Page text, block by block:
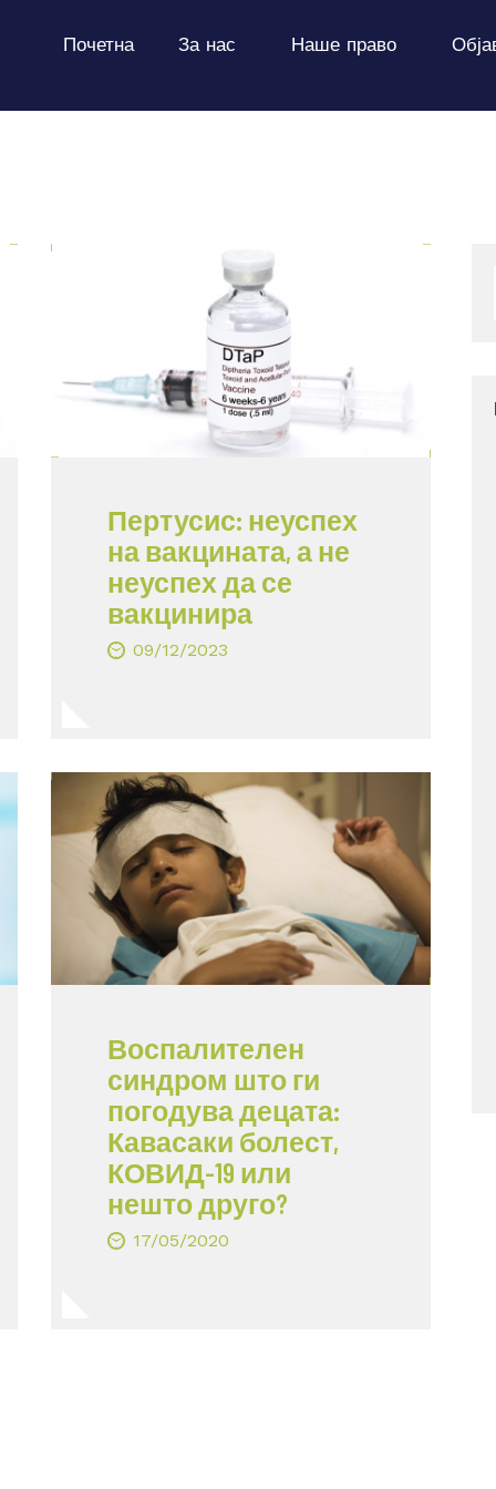
Почетна За нас Наше право
Пертусис: неуспех
на вакцината, а не
неуспех да се
вакцинира
09/12/2023
Воспалителен
синдром што ги
погодува децата:
Кавасаки болест,
КОВИД-19 или
нешто друго?
17/05/2020